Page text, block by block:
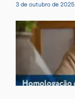
3 de outubro de 2025